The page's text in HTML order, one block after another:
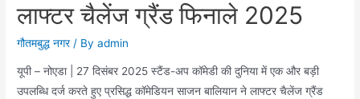
लाफ्टर चैलेंज ग्रैंड फिनाले 2025
गौतमबुद्ध नगर/ Byadmin
यूपी – नोएडा | 27 दिसंबर 2025 स्टैंड-अप कॉमेडी की दुनिया में एक और बड़ी
उपलब्धि दर्ज करते हुए प्रसिद्ध कॉमेडियन साजन बालियान ने लाफ्टर चैलेंज ग्रैंड